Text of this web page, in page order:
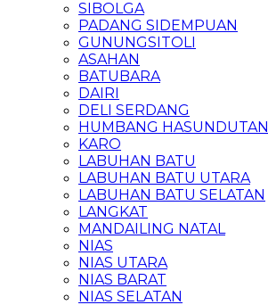
SIBOLGA
PADANG SIDEMPUAN
GUNUNGSITOLI
ASAHAN
BATUBARA
DAIRI
DELI SERDANG
HUMBANG HASUNDUTAN
KARO
LABUHAN BATU
LABUHAN BATU UTARA
LABUHAN BATU SELATAN
LANGKAT
MANDAILING NATAL
NIAS
NIAS UTARA
NIAS BARAT
NIAS SELATAN